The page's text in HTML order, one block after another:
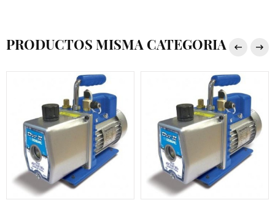
PRODUCTOS MISMA CATEGORIA